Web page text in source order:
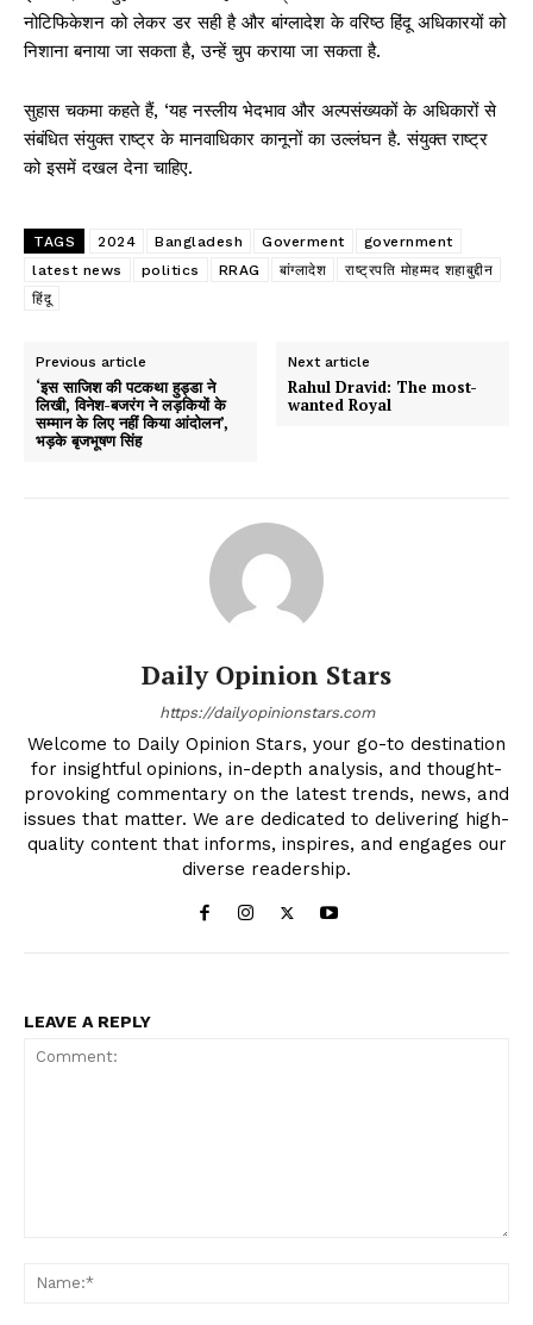
नोटिफिकेशन को लेकर डर सही है और बांग्लादेश के वरिष्ठ हिंदू अधिकारयों को
निशाना बनाया जा सकता है, उन्हें चुप कराया जा सकता है.
सुहास चकमा कहते हैं, ‘यह नस्लीय भेदभाव और अल्पसंख्यकों के अधिकारों से
संबंधित संयुक्त राष्ट्र के मानवाधिकार कानूनों का उल्लंघन है. संयुक्त राष्ट्र
को इसमें दखल देना चाहिए.
TAGS 2024 Bangladesh Goverment
government
latest news
politics RRAG बांग्लादेश
राष्ट्रपति मोहम्मद शहाबुद्दीन
हिंदू
Previous article
‘इस साजिश की पटकथा हुड्डा ने
लिखी, विनेश-बजरंग ने लड़कियों के
सम्मान के लिए नहीं किया आंदोलन’,
भड़के बृजभूषण सिंह
Next article
Rahul Dravid: The most-
wanted Royal
Daily Opinion Stars
https://dailyopinionstars.com
Welcome to Daily Opinion Stars, your go-to destination
for insightful opinions, in-depth analysis, and thought-
provoking commentary on the latest trends, news, and
issues that matter. We are dedicated to delivering high-
quality content that informs, inspires, and engages our
diverse readership.
LEAVE A REPLY